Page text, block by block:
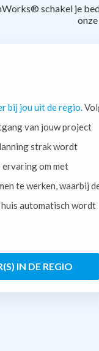
schakel je
bij jou uit de regio.
van jouw project
strak wordt
om met
te werken, waarbij
automatisch wordt
IN DE REGIO